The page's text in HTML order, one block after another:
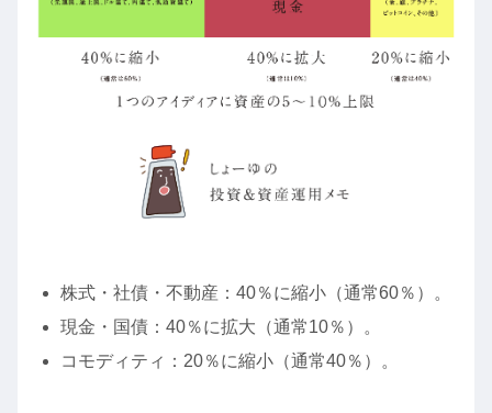
株式・社債・不動産：40％に縮小（通常60％）。
現金・国債：40％に拡大（通常10％）。
コモディティ：20％に縮小（通常40％）。